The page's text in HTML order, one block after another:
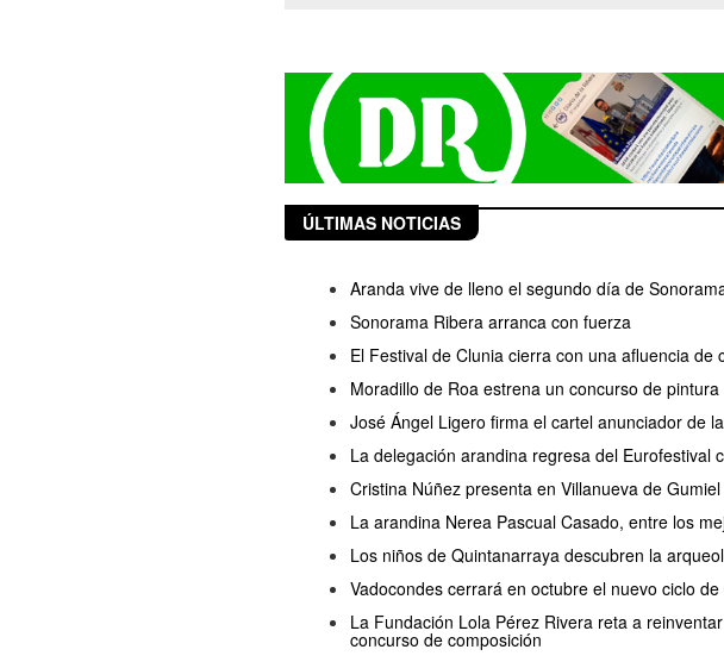
ÚLTIMAS NOTICIAS
Aranda vive de lleno el segundo día de
Sonorama Ribera arranca con fuerza
El Festival de Clunia cierra con una afluencia de
Moradillo de Roa estrena un concurso de
José Ángel Ligero firma el cartel anunciador de
La delegación arandina regresa del Eurofestival
Cristina Núñez presenta en Villanueva de
La arandina Nerea Pascual Casado, entre los
Los niños de Quintanarraya descubren la
Vadocondes cerrará en octubre el nuevo ciclo
La Fundación Lola Pérez Rivera reta a
concurso de composición